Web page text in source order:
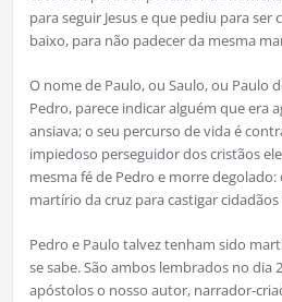
para seguir Jesus e que pediu para ser
baixo, para não padecer da mesma
O nome de Paulo, ou Saulo, ou Paulo
Pedro, parece indicar alguém que era
ansiava; o seu percurso de vida é
impiedoso perseguidor dos cristãos
mesma fé de Pedro e morre
martírio da cruz para castigar
Pedro e Paulo talvez tenham sido
se sabe. São ambos lembrados no dia
apóstolos o nosso autor, narrador-